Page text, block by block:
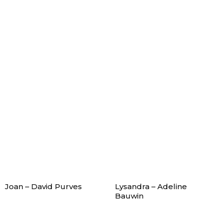
Joan – David Purves
Lysandra – Adeline
Bauwin